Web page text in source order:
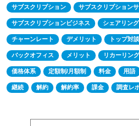
サブスクリプション サブスクリプション
サブスクリプションビジネス シェアリン
チャーンレート デメリット トップ対談
バックオフィス メリット リカーリン
価格体系 定額制/月額制 料金 用語
継続 解約 解約率 課金 調査レ